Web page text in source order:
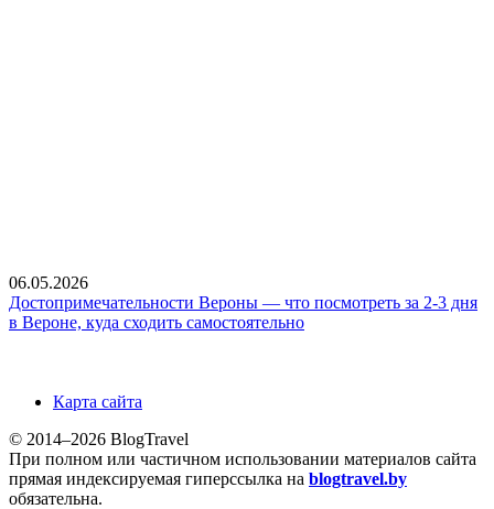
06.05.2026
Достопримечательности Вероны — что посмотреть за 2-3 дня
в Вероне, куда сходить самостоятельно
Карта сайта
© 2014–2026 BlogTravel
При полном или частичном использовании материалов сайта
прямая индексируемая гиперссылка на blogtravel.by
обязательна.